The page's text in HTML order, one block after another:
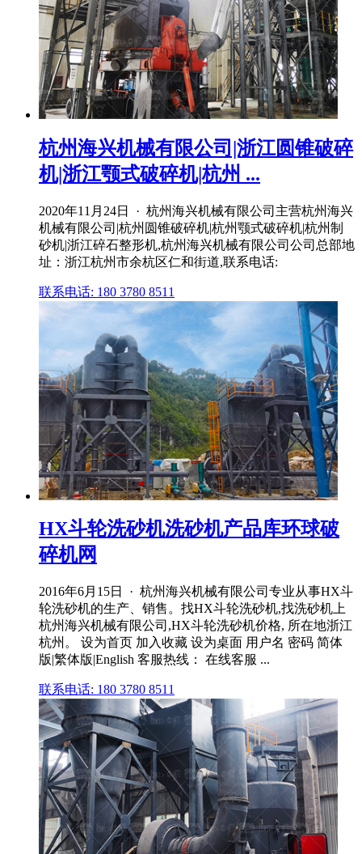
杭州海兴机械有限公司|浙江圆锥破碎
机|浙江颚式破碎机|杭州 ...
2020年11月24日 · 杭州海兴机械有限公司主营杭州海兴
机械有限公司|杭州圆锥破碎机|杭州颚式破碎机|杭州制
砂机|浙江碎石整形机,杭州海兴机械有限公司公司总部地
址：浙江杭州市余杭区仁和街道,联系电话:
联系电话: 180 3780 8511
HX斗轮洗砂机洗砂机产品库环球破
碎机网
2016年6月15日 · 杭州海兴机械有限公司专业从事HX斗
轮洗砂机的生产、销售。找HX斗轮洗砂机,找洗砂机上
杭州海兴机械有限公司,HX斗轮洗砂机价格, 所在地浙江
杭州。 设为首页 加入收藏 设为桌面 用户名 密码 简体
版|繁体版|English 客服热线： 在线客服 ...
联系电话: 180 3780 8511